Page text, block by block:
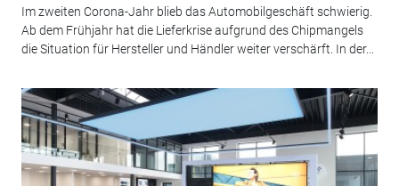
Im zweiten Corona-Jahr blieb das Automobilgeschäft schwierig.
Ab dem Frühjahr hat die Lieferkrise aufgrund des Chipmangels
die Situation für Hersteller und Händler weiter verschärft. In der...